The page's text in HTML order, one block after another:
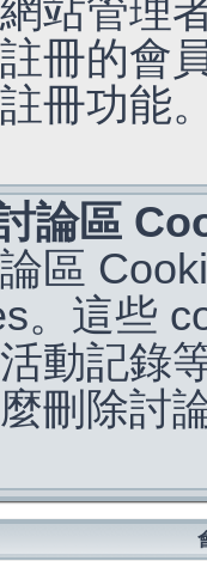
站管理
冊的會
冊功能
論區
論區
。這些
動記錄
刪除討